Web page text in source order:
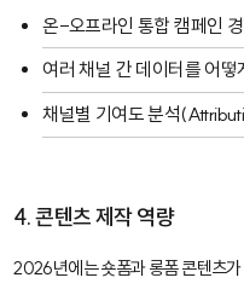
온-오프라인 통합 캠페인
여러 채널 간 데이터를 어
채널별 기여도 분석
4. 콘텐츠 제작 역량
2026년에는 숏폼과 롱폼 콘텐츠가